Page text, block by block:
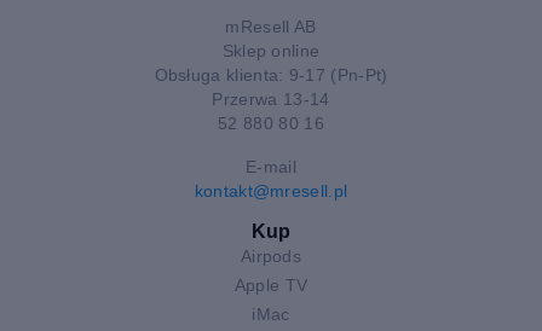
mResell AB
Sklep online
Obsługa klienta: 9-17 (Pn-Pt)
Przerwa 13-14
52 880 80 16
E-mail
kontakt@mresell.pl
Kup
Airpods
Apple TV
iMac